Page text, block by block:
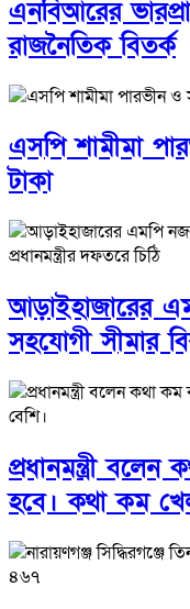
এনবিআরের
রাজনৈতিক বিতর্ক
এসপি শামীমা
টাকা
আড়াইহাজারের
সহযোগী সীমার
প্রধানমন্ত্রী
হবে। কথা কম